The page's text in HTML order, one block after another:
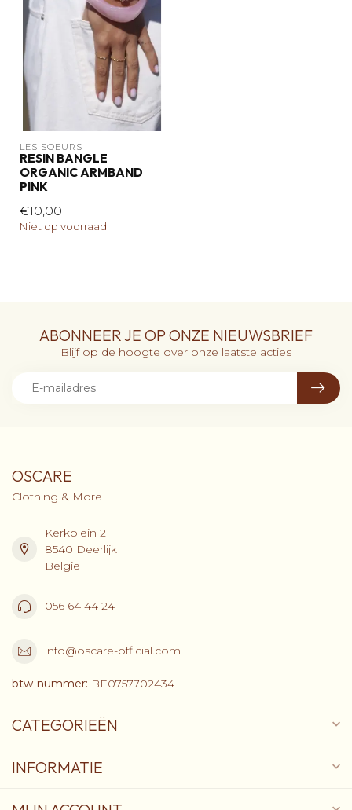
LES SOEURS
RESIN BANGLE
ORGANIC ARMBAND
PINK
€10,00
Niet op voorraad
ABONNEER JE OP ONZE NIEUWSBRIEF
Blijf op de hoogte over onze laatste acties
OSCARE
Clothing & More
Kerkplein 2
8540 Deerlijk
België
056 64 44 24
info@oscare-official.com
btw-nummer: BE0757702434
CATEGORIEËN
INFORMATIE